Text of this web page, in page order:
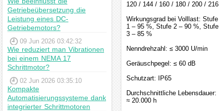
Getriebeübersetzung die
Leistung eines DC-
Getriebemotors?
09 Jun 2026 03:42:32
Wie reduziert man Vibrationen
bei einem NEMA 17
Schrittmotor?
02 Jun 2026 03:35:10
Kompakte
Automatisierungssysteme dank
integrierter Schrittmotoren
120 / 144 / 160 / 180 / 200 / 216
Wirkungsgrad bei Volllast: Stufe
1 – 95 %, Stufe 2 – 90 %, Stufe
3 – 85 %
Nenndrehzahl: ≤ 3000 U/min
Geräuschpegel: ≤ 60 dB
Schutzart: IP65
Durchschnittliche Lebensdauer:
≈ 20.000 h